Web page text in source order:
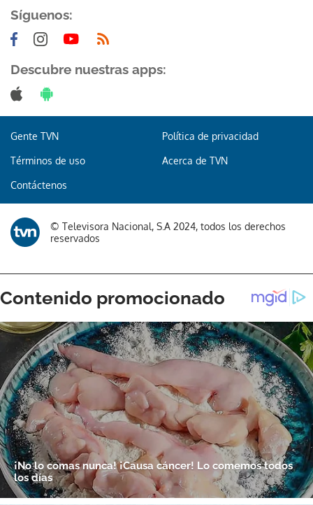
Síguenos:
Descubre nuestras apps:
Gente TVN Política de privacidad
Términos de uso Acerca de TVN
Contáctenos
© Televisora Nacional, S.A 2024, todos los derechos
reservados